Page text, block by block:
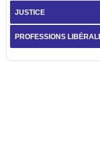
JUSTICE
PROFESSIONS